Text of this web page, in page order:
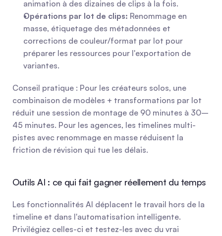
animation à des dizaines de clips à la fois.
Opérations par lot de clips: Renommage en
masse, étiquetage des métadonnées et
corrections de couleur/format par lot pour
préparer les ressources pour l'exportation de
variantes.
Conseil pratique : Pour les créateurs solos, une
combinaison de modèles + transformations par lot
réduit une session de montage de 90 minutes à 30–
45 minutes. Pour les agences, les timelines multi-
pistes avec renommage en masse réduisent la
friction de révision qui tue les délais.
Outils AI : ce qui fait gagner réellement du temps
Les fonctionnalités AI déplacent le travail hors de la
timeline et dans l'automatisation intelligente.
Privilégiez celles-ci et testez-les avec du vrai